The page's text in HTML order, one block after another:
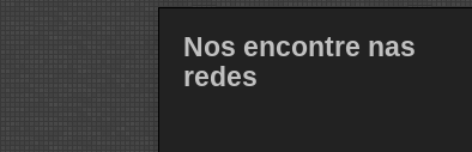
Nos encontre nas
redes